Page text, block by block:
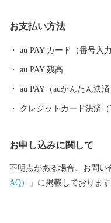
お支払い方法
au PAY カード（番号入
au PAY 残高
au PAY（auかんたん決
クレジットカード決済（
お申し込みに関して
不明点がある場合、お問い
AQ）」 に掲載しておりま